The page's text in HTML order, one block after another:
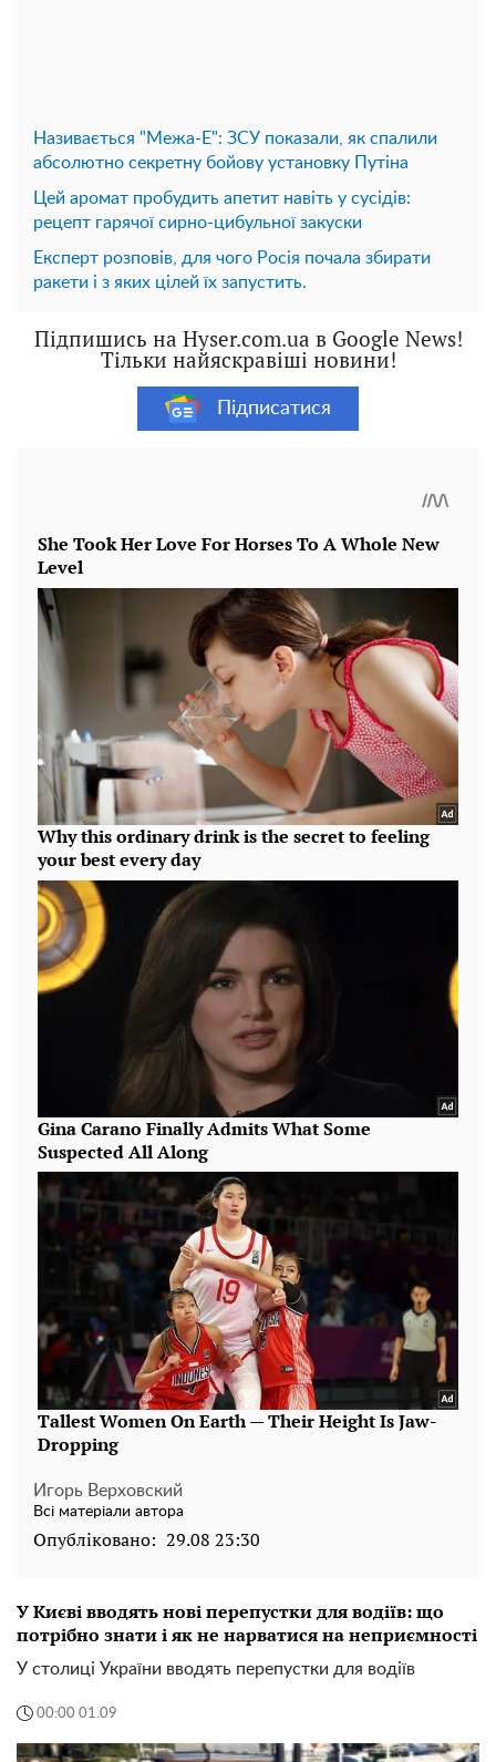
Називається "Межа-Е": ЗСУ показали, як спалили
абсолютно секретну бойову установку Путіна
Цей аромат пробудить апетит навіть у сусідів:
рецепт гарячої сирно-цибульної закуски
Експерт розповів, для чого Росія почала збирати
ракети і з яких цілей їх запустить.
Підпишись на Hyser.com.ua в Google News!
Тільки найяскравіші новини!
Підписатися
Игорь Верховский
Всі матеріали автора
Опубліковано: 29.08 23:30
У Києві вводять нові перепустки для водіїв: що
потрібно знати і як не нарватися на неприємності
У столиці України вводять перепустки для водіїв
00:00 01.09